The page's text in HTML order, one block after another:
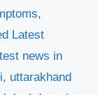
,
Latest
news in
, uttarakhand